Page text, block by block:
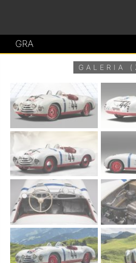
GRA
GALERIA